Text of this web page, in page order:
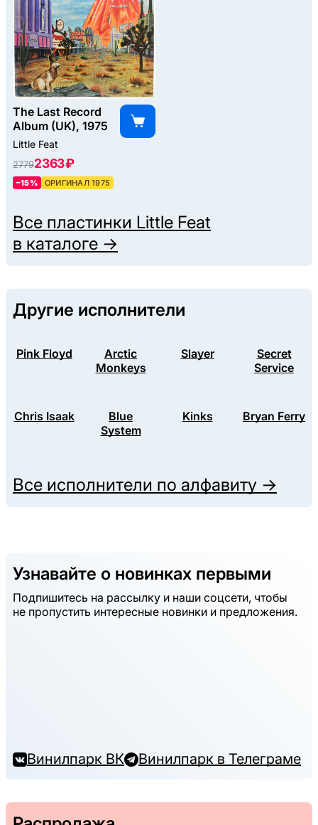
The Last Record
Album (UK), 1975
Little Feat
27792363 ₽
–15% ОРИГИНАЛ 1975
Все пластинки Little Feat
в каталоге →
Другие исполнители
Pink Floyd
Arctic
Monkeys
Slayer
Secret
Service
Chris Isaak
Blue
System
Kinks Bryan Ferry
Все исполнители по алфавиту →
Узнавайте о новинках первыми
Подпишитесь на рассылку и наши соцсети, чтобы
не пропустить интересные новинки и предложения.
Винилпарк ВК Винилпарк в Телеграме